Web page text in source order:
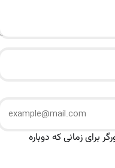
برای زمانی که دوباره